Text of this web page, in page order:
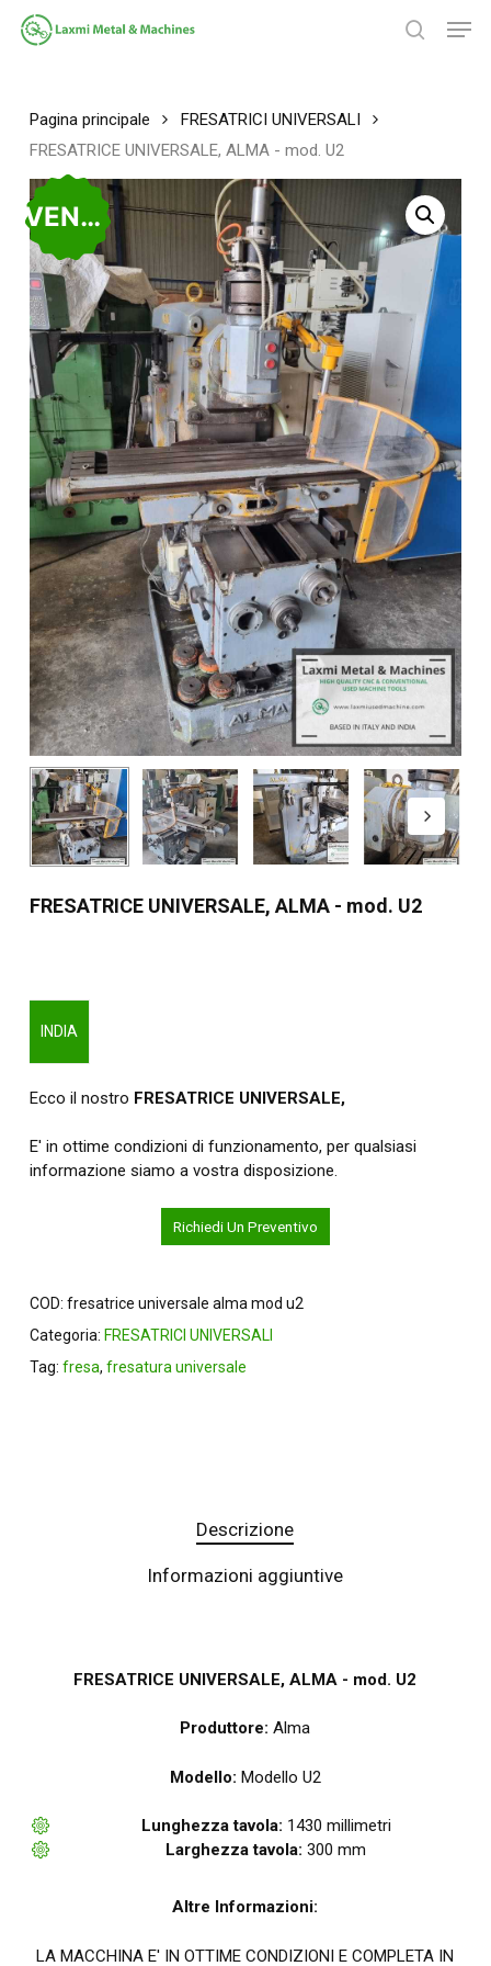
Salta
Pagina principale
FRESATRICI UNIVERSALI
FRESATRICE UNIVERSALE, ALMA - mod. U2
VENDUTO
FRESATRICE UNIVERSALE, ALMA - mod. U2
INDIA
Ecco il nostro FRESATRICE UNIVERSALE,
E' in ottime condizioni di funzionamento, per qualsiasi
informazione siamo a vostra disposizione.
Richiedi Un Preventivo
COD: fresatrice universale alma mod u2
Categoria: FRESATRICI UNIVERSALI
Tag: fresa, fresatura universale
Descrizione
Informazioni aggiuntive
FRESATRICE UNIVERSALE, ALMA - mod. U2
Produttore: Alma
Modello: Modello U2
Lunghezza tavola: 1430 millimetri
Larghezza tavola: 300 mm
Altre Informazioni:
LA MACCHINA E' IN OTTIME CONDIZIONI E COMPLETA IN